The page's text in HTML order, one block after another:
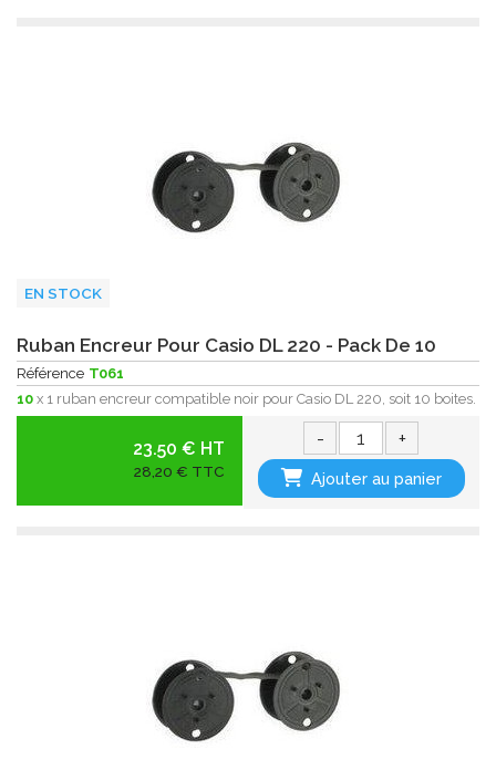
EN STOCK
Ruban Encreur Pour Casio DL 220 - Pack De 10
Référence T061
10 x 1 ruban encreur compatible noir pour Casio DL 220, soit 10 boites.
23.50 € HT
28,20 € TTC
- +
Ajouter au panier